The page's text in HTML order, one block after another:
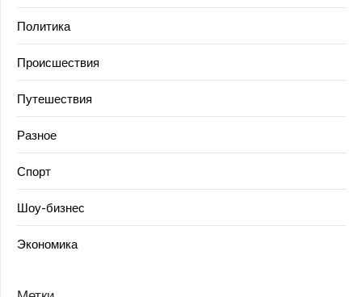
Политика
Происшествия
Путешествия
Разное
Спорт
Шоу-бизнес
Экономика